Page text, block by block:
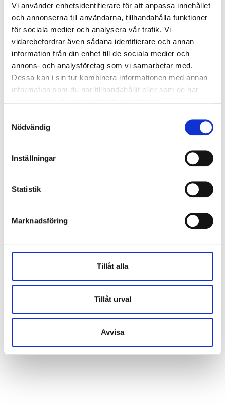
Vi använder enhetsidentifierare för att anpassa innehållet
och annonserna till användarna, tillhandahålla funktioner
för sociala medier och analysera vår trafik. Vi
vidarebefordrar även sådana identifierare och annan
information från din enhet till de sociala medier och
annons- och analysföretag som vi samarbetar med.
Dessa kan i sin tur kombinera informationen med annan
information som du har tillhandahållit eller som de har
Nödvändig
Inställningar
Statistik
Marknadsföring
Tillåt alla
Tillåt urval
Avvisa